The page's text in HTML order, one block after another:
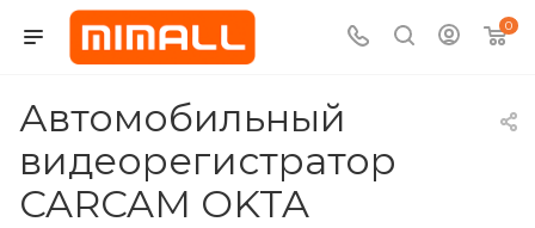
0
Автомобильный
видеорегистратор
CARCAM OKTA